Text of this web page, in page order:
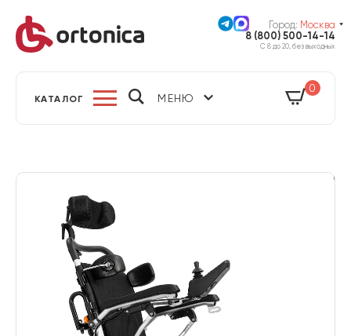
Город: Москва
8 (800) 500-14-14
С 8 до 20, без выходных
КАТАЛОГ МЕНЮ
0